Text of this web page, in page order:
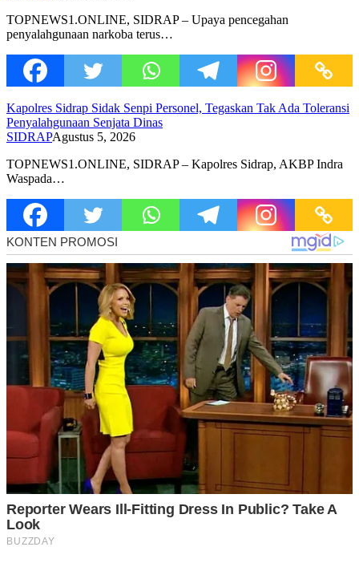
TOPNEWS1.ONLINE, SIDRAP – Upaya pencegahan
penyalahgunaan narkoba terus…
Kapolres Sidrap Sidak Senpi Personel, Tegaskan Tak Ada Toleransi
Penyalahgunaan Senjata Dinas
SIDRAPAgustus 5, 2026
TOPNEWS1.ONLINE, SIDRAP – Kapolres Sidrap, AKBP Indra
Waspada…